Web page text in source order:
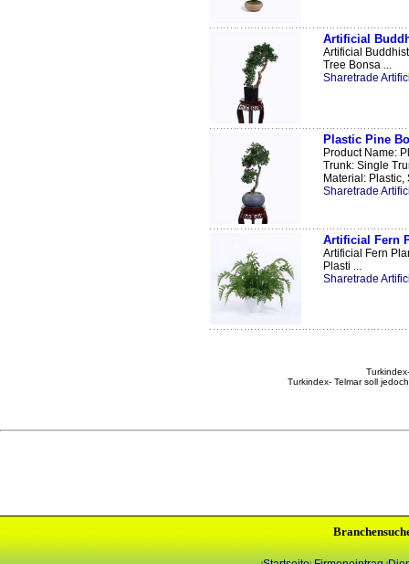
Artificial
Artificial
Tree Bonsa ...
Sharetrade
Plastic Pine
Product Name:
Trunk: Single
Material: Plastic,
Sharetrade
Artificial Fern
Artificial Fern
Plasti ...
Sharetrade
Turkindex- Telmar soll